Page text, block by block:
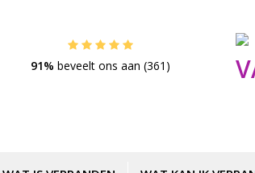
91% beveelt ons aan (361)